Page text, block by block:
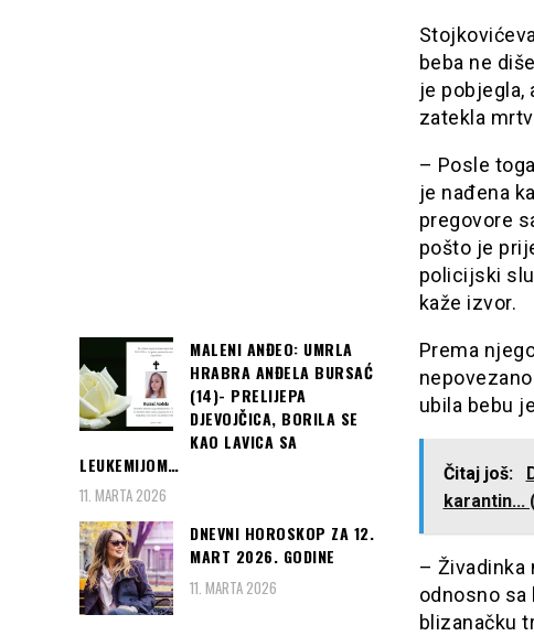
beba ne
je pobjegla,
zatekla
– Posle
je nađena
pregovore
pošto je
policijski
kaže izvor.
Prema
ubila bebu
Čitaj još:
karantin...
– Živadinka
odnosno sa
blizanačku
MALENI ANĐEO: UMRLA
HRABRA ANĐELA BURSAĆ
(14)- PRELIJEPA
DJEVOJČICA, BORILA SE
KAO LAVICA SA
LEUKEMIJOM…
11. MARTA 2026
DNEVNI HOROSKOP ZA 12.
MART 2026. GODINE
11. MARTA 2026